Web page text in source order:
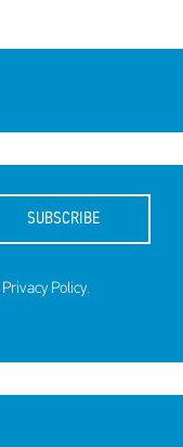
SUBSCRIBE
Privacy Policy.